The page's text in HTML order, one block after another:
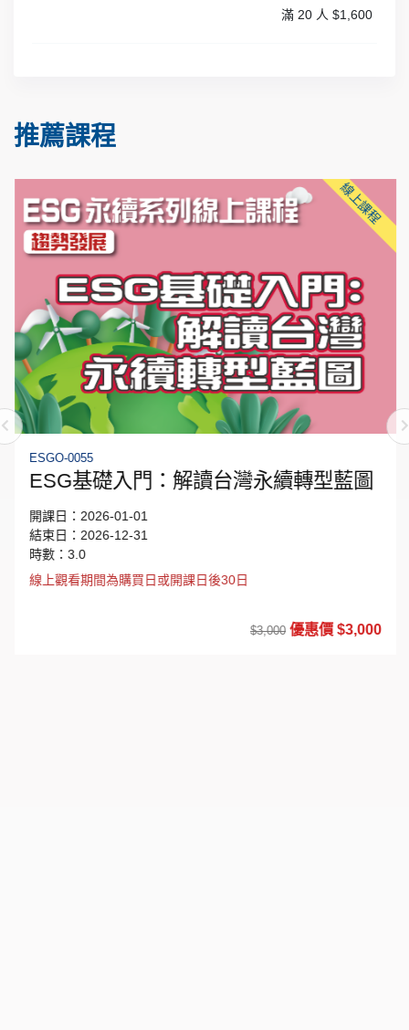
滿 20 人 $1,600
推薦課程
線上課程
ESGO-0055
ESG基礎入門：解讀台灣永續轉型藍圖
開課日：2026-01-01
結束日：2026-12-31
時數：3.0
線上觀看期間為購買日或開課日後30日
$3,000 優惠價 $3,000